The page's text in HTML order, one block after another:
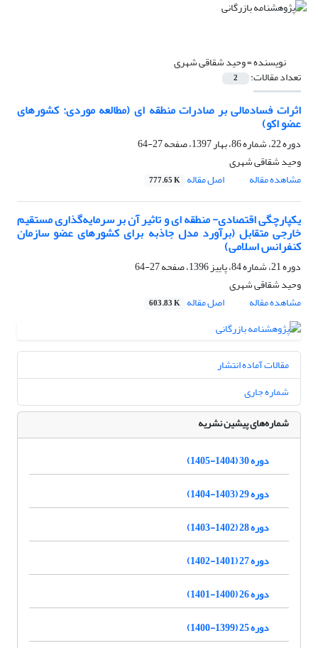
نویسنده =وحید شقاقی شهری
تعداد مقالات: 2
اثرات فسادمالی بر صادرات منطقه ای (مطالعه موردی: کشورهای
عضو اکو)
دوره 22، شماره 86، بهار 1397، صفحه
27-64
وحید شقاقی شهری
مشاهده مقاله
اصل مقاله 777.65 K
یکپارچگی اقتصادی- منطقه ای و تاثیر آن بر سرمایه‌گذاری مستقیم
خارجی متقابل (برآورد مدل جاذبه برای کشورهای عضو سازمان
کنفرانس اسلامی)
دوره 21، شماره 84، پاییز 1396، صفحه
27-64
وحید شقاقی شهری
مشاهده مقاله
اصل مقاله 603.83 K
مقالات آماده انتشار
شماره جاری
شماره‌های پیشین نشریه
دوره 30 (1404-1405)
دوره 29 (1403-1404)
دوره 28 (1402-1403)
دوره 27 (1401-1402)
دوره 26 (1400-1401)
دوره 25 (1399-1400)